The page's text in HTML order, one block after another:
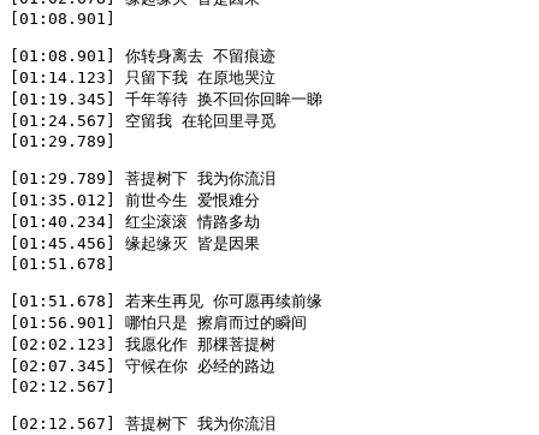
[01:08.901]
[01:08.901] 你转身离去 不留痕迹
[01:14.123] 只留下我 在原地哭泣
[01:19.345] 千年等待 换不回你回眸一睇
[01:24.567] 空留我 在轮回里寻觅
[01:29.789]
[01:29.789] 菩提树下 我为你流泪
[01:35.012] 前世今生 爱恨难分
[01:40.234] 红尘滚滚 情路多劫
[01:45.456] 缘起缘灭 皆是因果
[01:51.678]
[01:51.678] 若来生再见 你可愿再续前缘
[01:56.901] 哪怕只是 擦肩而过的瞬间
[02:02.123] 我愿化作 那棵菩提树
[02:07.345] 守候在你 必经的路边
[02:12.567]
[02:12.567] 菩提树下 我为你流泪